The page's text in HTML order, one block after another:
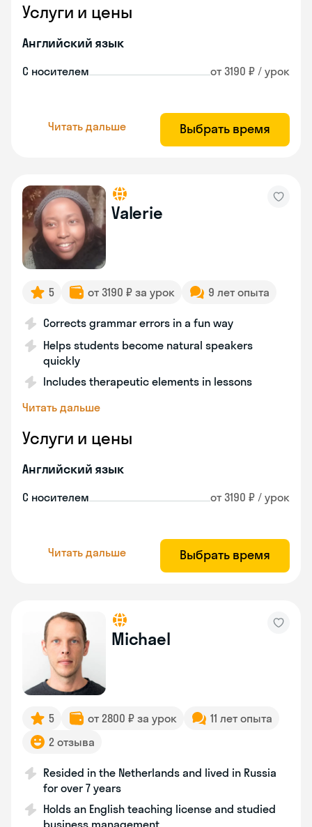
Услуги и цены
Английский язык
С носителем от 3190 ₽ / урок
Читать дальше Выбрать время
Valerie
5 от 3190 ₽ за урок 9 лет опыта
Corrects grammar errors in a fun way
Helps students become natural speakers
quickly
Includes therapeutic elements in lessons
Читать дальше
Услуги и цены
Английский язык
С носителем от 3190 ₽ / урок
Читать дальше Выбрать время
Michael
5 от 2800 ₽ за урок
11 лет опыта
2 отзыва
Resided in the Netherlands and lived in Russia
for over 7 years
Holds an English teaching license and studied
business management